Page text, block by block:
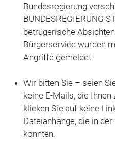
Bundesregierung
BUNDESREGIERUNG
betrügerische
Bürgerservice wurden
Angriffe gemeldet.
Wir bitten Sie – seien
keine E-Mails, die
klicken Sie auf keine
Dateianhänge, die in
könnten.